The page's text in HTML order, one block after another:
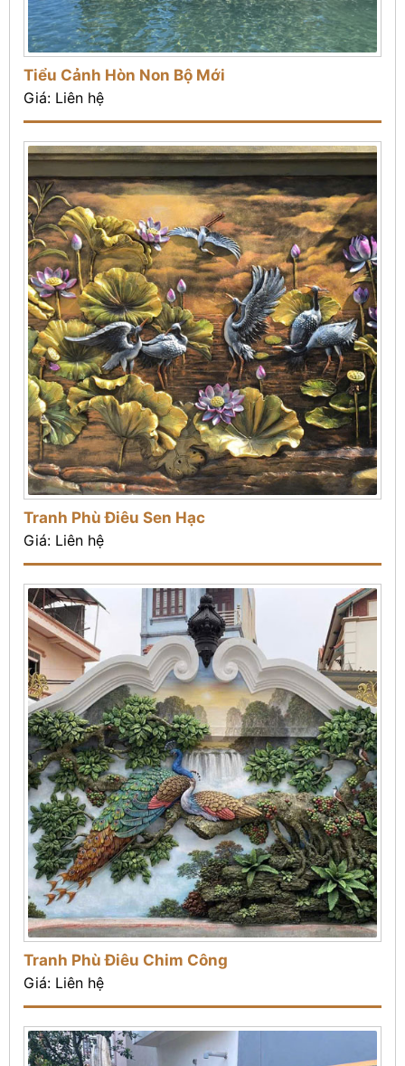
Tiểu Cảnh Hòn Non Bộ Mới
Giá: Liên hệ
Tranh Phù Điêu Sen Hạc
Giá: Liên hệ
Tranh Phù Điêu Chim Công
Giá: Liên hệ